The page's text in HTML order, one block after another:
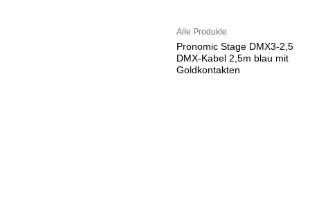
Alle Produkte
Pronomic Stage DMX3-2,5
DMX-Kabel 2,5m blau mit
Goldkontakten